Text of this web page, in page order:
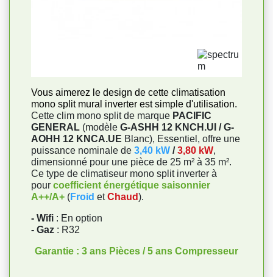
Vous aimerez le design de cette climatisation
mono split mural inverter est simple d'utilisation.
Cette clim mono split de marque PACIFIC
GENERAL (modèle G-ASHH 12 KNCH.UI / G-
AOHH 12 KNCA.UE Blanc), Essentiel, offre une
puissance nominale de 3,40 kW /3,80 kW,
dimensionné pour une pièce de 25 m² à 35 m².
Ce type de climatiseur mono split inverter à
pour coefficient énergétique saisonnier
A++/A+ (Froid etChaud).
- Wifi : En option
- Gaz : R32
Garantie : 3 ans Pièces / 5 ans Compresseur